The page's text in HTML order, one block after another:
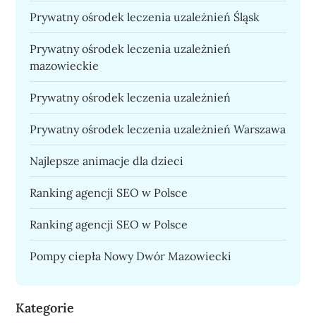
Prywatny ośrodek leczenia uzależnień Śląsk
Prywatny ośrodek leczenia uzależnień
mazowieckie
Prywatny ośrodek leczenia uzależnień
Prywatny ośrodek leczenia uzależnień Warszawa
Najlepsze animacje dla dzieci
Ranking agencji SEO w Polsce
Ranking agencji SEO w Polsce
Pompy ciepła Nowy Dwór Mazowiecki
Kategorie